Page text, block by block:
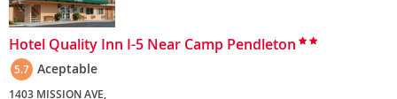
Hotel Quality Inn I-5 Near Camp Pendleton
5.7 Aceptable
1403 MISSION AVE,